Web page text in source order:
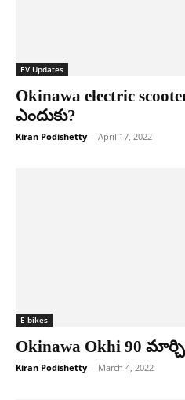
EV Updates
Okinawa electric
ఎందుకు?
Kiran Podishetty - April 17, 2022
E-bikes
Okinawa Okhi 90
Kiran Podishetty - March 4, 2022